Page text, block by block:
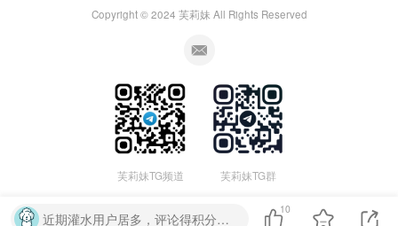
Copyright © 2024 芙莉妹 All Rights Reserved
芙莉妹TG频道 芙莉妹TG群
近期灌水用户居多，评论得积分已取消，禁止恶意灌水评论，否则可能被删除、或封号
10